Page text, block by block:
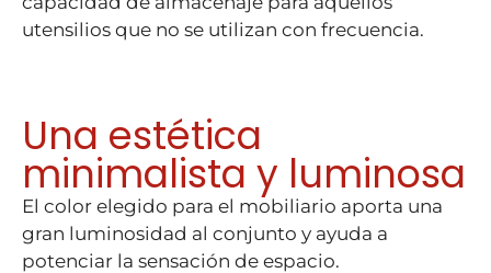
utensilios que no se utilizan con frecuencia.
Una estética
minimalista y luminosa
El color elegido para el mobiliario aporta una
gran luminosidad al conjunto y ayuda a
potenciar la sensación de espacio.